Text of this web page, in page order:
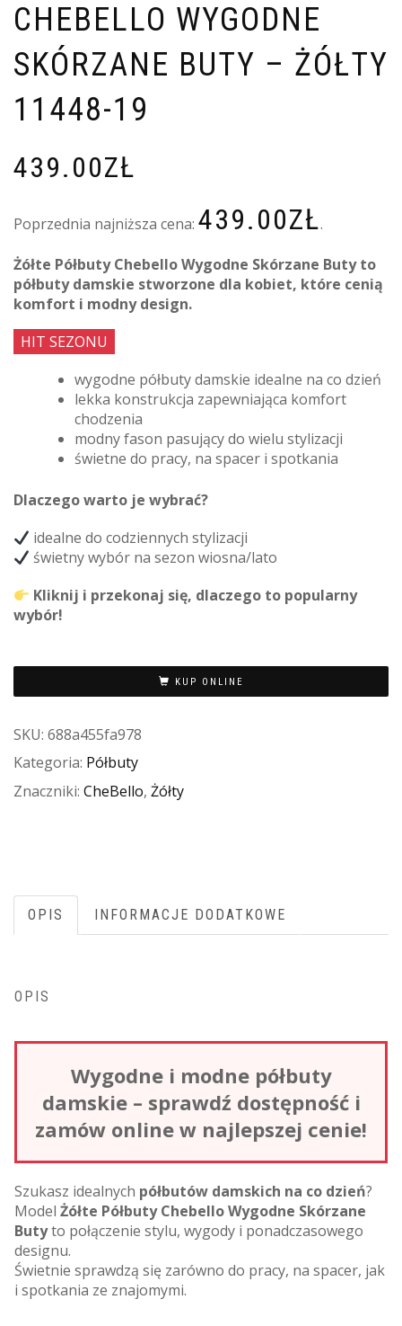
CHEBELLO WYGODNE
SKÓRZANE BUTY – ŻÓŁTY
11448-19
439.00ZŁ
Poprzednia najniższa cena: 439.00ZŁ.
Żółte Półbuty Chebello Wygodne Skórzane Buty to
półbuty damskie stworzone dla kobiet, które cenią
komfort i modny design.
HIT SEZONU
wygodne półbuty damskie idealne na co dzień
lekka konstrukcja zapewniająca komfort
chodzenia
modny fason pasujący do wielu stylizacji
świetne do pracy, na spacer i spotkania
Dlaczego warto je wybrać?
idealne do codziennych stylizacji
świetny wybór na sezon wiosna/lato
Kliknij i przekonaj się, dlaczego to popularny
wybór!
KUP ONLINE
SKU: 688a455fa978
Kategoria: Półbuty
Znaczniki: CheBello, Żółty
OPIS INFORMACJE DODATKOWE
OPIS
Wygodne i modne półbuty
damskie – sprawdź dostępność i
zamów online w najlepszej cenie!
Szukasz idealnych półbutów damskich na co dzień?
Model Żółte Półbuty Chebello Wygodne Skórzane
Butyto połączenie stylu, wygody i ponadczasowego
designu.
Świetnie sprawdzą się zarówno do pracy, na spacer, jak
i spotkania ze znajomymi.